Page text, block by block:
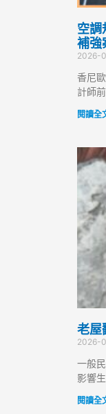
空
補強
2026-
香尼
計師
閱讀全
老屋
2026-
一般
影響
閱讀全